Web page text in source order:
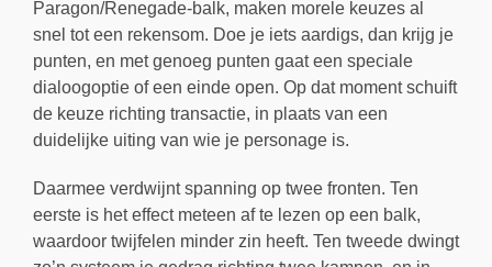
Paragon/Renegade-balk, maken morele keuzes al
snel tot een rekensom. Doe je iets aardigs, dan krijg je
punten, en met genoeg punten gaat een speciale
dialoogoptie of een einde open. Op dat moment schuift
de keuze richting transactie, in plaats van een
duidelijke uiting van wie je personage is.
Daarmee verdwijnt spanning op twee fronten. Ten
eerste is het effect meteen af te lezen op een balk,
waardoor twijfelen minder zin heeft. Ten tweede dwingt